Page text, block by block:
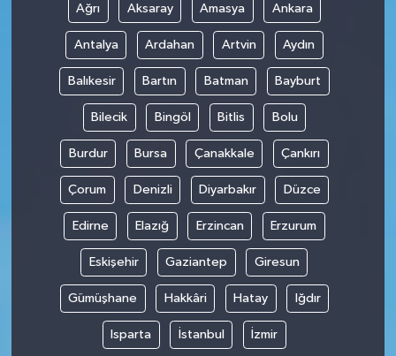
Ağrı Aksaray Amasya Ankara
Antalya Ardahan Artvin Aydın
Balıkesir Bartın Batman Bayburt
Bilecik Bingöl Bitlis Bolu
Burdur Bursa Çanakkale Çankırı
Çorum Denizli Diyarbakır Düzce
Edirne Elazığ Erzincan Erzurum
Eskişehir Gaziantep Giresun
Gümüşhane Hakkâri Hatay Iğdır
Isparta İstanbul İzmir